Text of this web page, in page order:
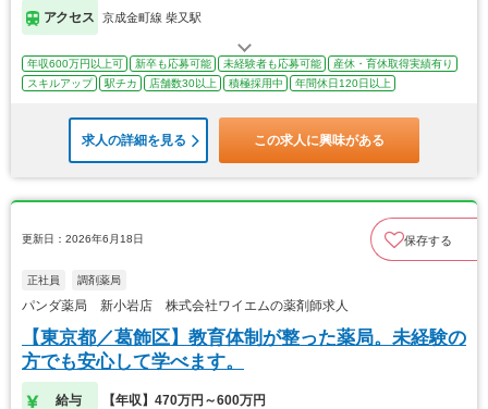
アクセス 京成金町線 柴又駅
年収600万円以上可 新卒も応募可能 未経験者も応募可能
産休・育休取得実績有り
スキルアップ
駅チカ 店舗数30以上 積極採用中 年間休日120日以上
求人の詳細を見る この求人に興味がある
更新日：2026年6月18日 保存する
正社員 調剤薬局
パンダ薬局 新小岩店 株式会社ワイエムの薬剤師求人
【東京都／葛飾区】教育体制が整った薬局。未経験の
方でも安心して学べます。
給与 【年収】470万円～600万円